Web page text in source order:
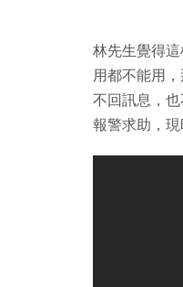
林先生覺得
用都不能用
不回訊息，
報警求助，